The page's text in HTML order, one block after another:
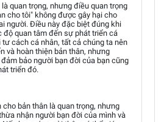
quan trọng, nhưng điều quan trọng
cho tôi" không được gây hại cho
người. Điều này đặc biệt đúng khi
độ quan tâm đến sự phát triển cá
tư cách cá nhân, tất cả chúng ta nên
và hoàn thiện bản thân, nhưng
bảo người bạn đời của bạn cũng
triển đó.
cho bản thân là quan trọng, nhưng
nhận người bạn đời của mình và